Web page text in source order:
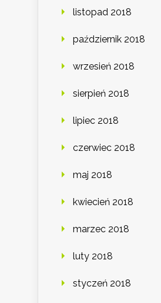
listopad 2018
październik 2018
wrzesień 2018
sierpień 2018
lipiec 2018
czerwiec 2018
maj 2018
kwiecień 2018
marzec 2018
luty 2018
styczeń 2018